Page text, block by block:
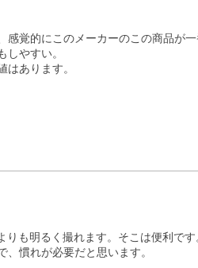
感覚的にこのメーカーのこの商品が
しやすい。
はあります。
りも明るく撮れます。そこは便利で
、慣れが必要だと思います。